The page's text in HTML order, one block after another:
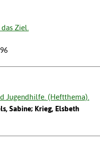
Ziel.
Jugendhilfe. (Heftthema).
Sabine; Krieg, Elsbeth